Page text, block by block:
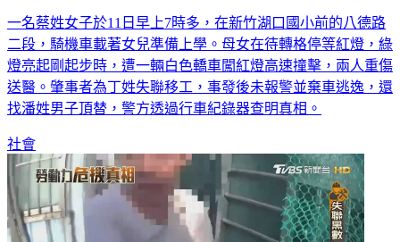
一名蔡姓女子於11日早上7時多，在新竹湖口國小前的八德路
二段，騎機車載著女兒準備上學。母女在待轉格停等紅燈，綠
燈亮起剛起步時，遭一輛白色轎車闖紅燈高速撞擊，兩人重傷
送醫。肇事者為丁姓失聯移工，事發後未報警並棄車逃逸，還
找潘姓男子頂替，警方透過行車紀錄器查明真相。
社會